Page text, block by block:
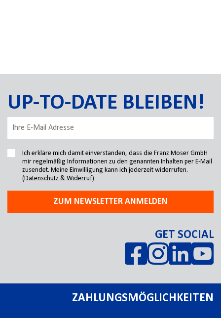
UP-TO-DATE BLEIBEN!
Ich erkläre mich damit einverstanden, dass die Franz Moser GmbH
mir regelmäßig Informationen zu den genannten Inhalten per E-Mail
zusendet. Meine Einwilligung kann ich jederzeit widerrufen.
(Datenschutz & Widerruf)
ZUM NEWSLETTER ANMELDEN
GET SOCIAL
ZAHLUNGSMÖGLICHKEITEN